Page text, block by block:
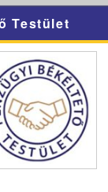
Testület